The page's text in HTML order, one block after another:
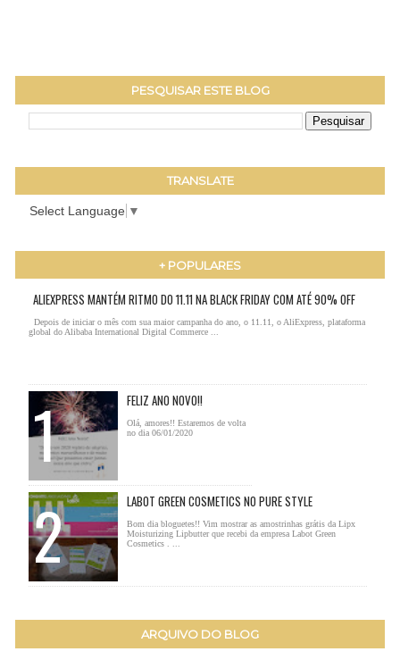
PESQUISAR ESTE BLOG
TRANSLATE
Select Language ▼
+ POPULARES
ALIEXPRESS MANTÉM RITMO DO 11.11 NA BLACK FRIDAY COM ATÉ 90% OFF
Depois de iniciar o mês com sua maior campanha do ano, o 11.11, o AliExpress, plataforma
global do Alibaba International Digital Commerce ...
FELIZ ANO NOVO!!
Olá, amores!! Estaremos de volta
no dia 06/01/2020
LABOT GREEN COSMETICS NO PURE STYLE
Bom dia bloguetes!! Vim mostrar as amostrinhas grátis da Lipx
Moisturizing Lipbutter que recebi da empresa Labot Green
Cosmetics . ...
ARQUIVO DO BLOG